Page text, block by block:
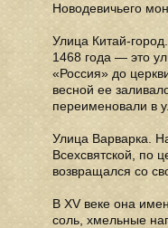
Новодевичьего
Улица Китай-
1468 года — это
«Россия» до
весной ее
переименовали в
Улица Варварка.
Всехсвятской, по
возвращался со
В XV веке она
соль, хмельные